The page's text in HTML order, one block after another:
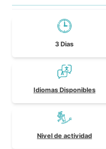
3 Dias
Idiomas Disponibles
Nivel de actividad